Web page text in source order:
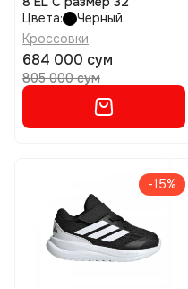
Цвета:
Черный
Кроссовки
684 000 сум
805 000 сум
-15%